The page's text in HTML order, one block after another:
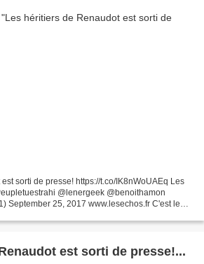
sorti de presse! https://t.co/IK8nWoUAEq Les
@lenergeek @benoithamon
September 25, 2017 www.lesechos.fr C'est le
est sorti de presse!...